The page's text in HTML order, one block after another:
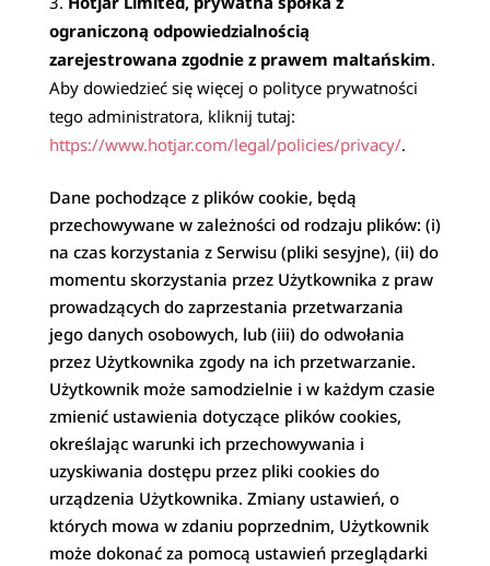
ograniczoną odpowiedzialnością
zarejestrowana zgodnie z prawem maltańskim.
Aby dowiedzieć się więcej o polityce prywatności
tego administratora, kliknij tutaj:
https://www.hotjar.com/legal/policies/privacy/.
Dane pochodzące z plików cookie, będą
przechowywane w zależności od rodzaju plików: (i)
na czas korzystania z Serwisu (pliki sesyjne), (ii) do
momentu skorzystania przez Użytkownika z praw
prowadzących do zaprzestania przetwarzania
jego danych osobowych, lub (iii) do odwołania
przez Użytkownika zgody na ich przetwarzanie.
Użytkownik może samodzielnie i w każdym czasie
zmienić ustawienia dotyczące plików cookies,
określając warunki ich przechowywania i
uzyskiwania dostępu przez pliki cookies do
urządzenia Użytkownika. Zmiany ustawień, o
których mowa w zdaniu poprzednim, Użytkownik
może dokonać za pomocą ustawień przeglądarki